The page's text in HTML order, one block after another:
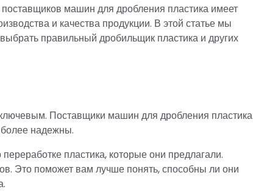
машин для дробления пластика имеет
и качества продукции. В этой статье мы
правильный дробильщик пластика и других
Поставщики машин для дробления пластика
надежны.
пластика, которые они предлагали.
Это поможет вам лучше понять, способны ли они